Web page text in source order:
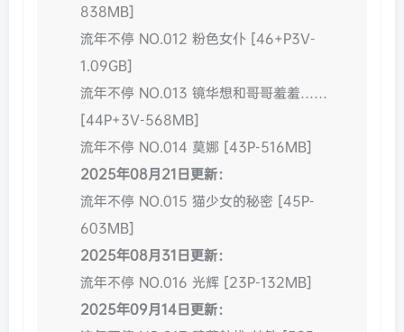
838MB]
流年不停 NO.012 粉色女仆 [46+P3V-
1.09GB]
流年不停 NO.013 镜华想和哥哥羞羞……
[44P+3V-568MB]
流年不停 NO.014 莫娜 [43P-516MB]
2025年08月21日更新：
流年不停 NO.015 猫少女的秘密 [45P-
603MB]
2025年08月31日更新：
流年不停 NO.016 光辉 [23P-132MB]
2025年09月14日更新：